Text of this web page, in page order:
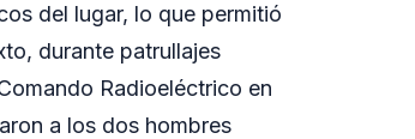
del lugar, lo que permitió
durante patrullajes
Radioeléctrico en
a los dos hombres